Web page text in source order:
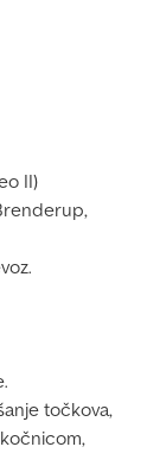
II)
točkova,